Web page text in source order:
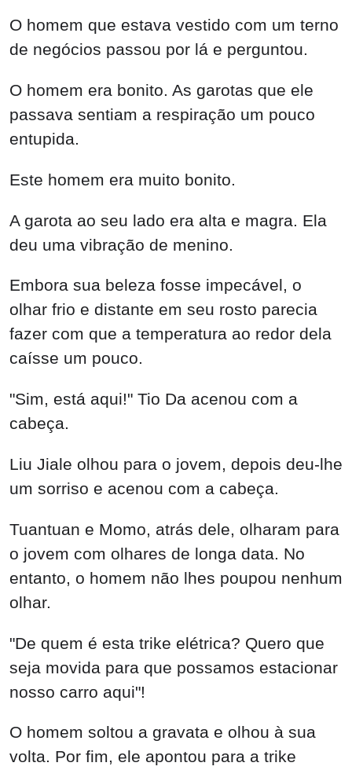
O homem que estava vestido com um terno
de negócios passou por lá e perguntou.
O homem era bonito. As garotas que ele
passava sentiam a respiração um pouco
entupida.
Este homem era muito bonito.
A garota ao seu lado era alta e magra. Ela
deu uma vibração de menino.
Embora sua beleza fosse impecável, o
olhar frio e distante em seu rosto parecia
fazer com que a temperatura ao redor dela
caísse um pouco.
"Sim, está aqui!" Tio Da acenou com a
cabeça.
Liu Jiale olhou para o jovem, depois deu-lhe
um sorriso e acenou com a cabeça.
Tuantuan e Momo, atrás dele, olharam para
o jovem com olhares de longa data. No
entanto, o homem não lhes poupou nenhum
olhar.
"De quem é esta trike elétrica? Quero que
seja movida para que possamos estacionar
nosso carro aqui"!
O homem soltou a gravata e olhou à sua
volta. Por fim, ele apontou para a trike